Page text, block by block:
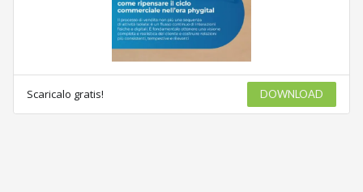
Scaricalo gratis! DOWNLOAD